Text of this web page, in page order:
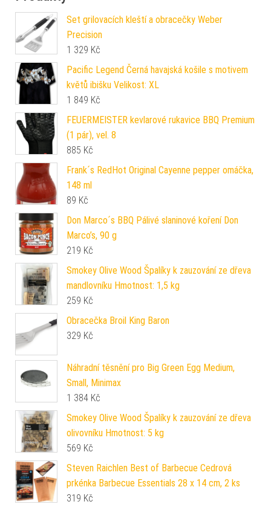
Set grilovacích kleští a obracečky Weber
Precision
1 329 Kč
Pacific Legend Černá havajská košile s motivem
květů ibišku Velikost: XL
1 849 Kč
FEUERMEISTER kevlarové rukavice BBQ Premium
(1 pár), vel. 8
885 Kč
Frank´s RedHot Original Cayenne pepper omáčka,
148 ml
89 Kč
Don Marco´s BBQ Pálivé slaninové koření Don
Marco’s, 90 g
219 Kč
Smokey Olive Wood Špalíky k zauzování ze dřeva
mandlovníku Hmotnost: 1,5 kg
259 Kč
Obracečka Broil King Baron
329 Kč
Náhradní těsnění pro Big Green Egg Medium,
Small, Minimax
1 384 Kč
Smokey Olive Wood Špalíky k zauzování ze dřeva
olivovníku Hmotnost: 5 kg
569 Kč
Steven Raichlen Best of Barbecue Cedrová
prkénka Barbecue Essentials 28 x 14 cm, 2 ks
319 Kč